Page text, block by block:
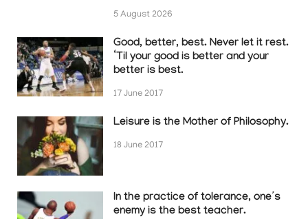
5 August 2026
Good, better, best. Never let it rest.
‘Til your good is better and your
better is best.
17 June 2017
Leisure is the Mother of Philosophy.
18 June 2017
In the practice of tolerance, one’s
enemy is the best teacher.